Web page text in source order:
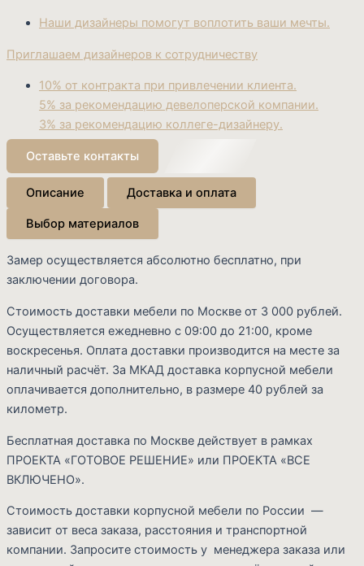
Cart
Наши дизайнеры помогут воплотить ваши мечты.
Приглашаем дизайнеров к сотрудничеству
10% от контракта при привлечении клиента.
5% за рекомендацию девелоперской компании.
3% за рекомендацию коллеге-дизайнеру.
Оставьте контакты
Описание Доставка и оплата
Выбор материалов
Замер осуществляется абсолютно бесплатно, при
заключении договора.
Стоимость доставки мебели по Москве от 3 000 рублей.
Осуществляется ежедневно с 09:00 до 21:00, кроме
воскресенья. Оплата доставки производится на месте за
наличный расчёт. За МКАД доставка корпусной мебели
оплачивается дополнительно, в размере 40 рублей за
километр.
Бесплатная доставка по Москве действует в рамках
ПРОЕКТА «ГОТОВОЕ РЕШЕНИЕ» или ПРОЕКТА «ВСЕ
ВКЛЮЧЕНО».
Стоимость доставки корпусной мебели по России —
зависит от веса заказа, расстояния и транспортной
компании. Запросите стоимость у менеджера заказа или